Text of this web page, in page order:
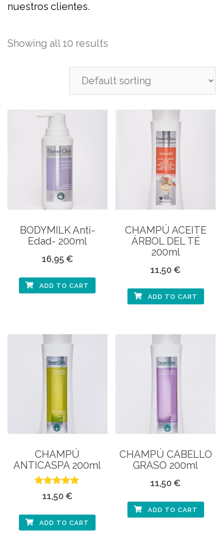
nuestros clientes.
Showing all 10 results
BODYMILK Anti-
Edad- 200ml
16,95 €
ADD TO CART
CHAMPÚ ACEITE
ÁRBOL DEL TÉ
200ml
11,50€
ADD TO CART
CHAMPÚ
ANTICASPA 200ml
Rated
5.00
11,50 €
ADD TO CART
CHAMPÚ CABELLO
GRASO 200ml
11,50€
ADD TO CART